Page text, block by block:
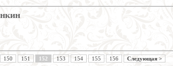
150 151 152 153 154 155 156 Следующая >